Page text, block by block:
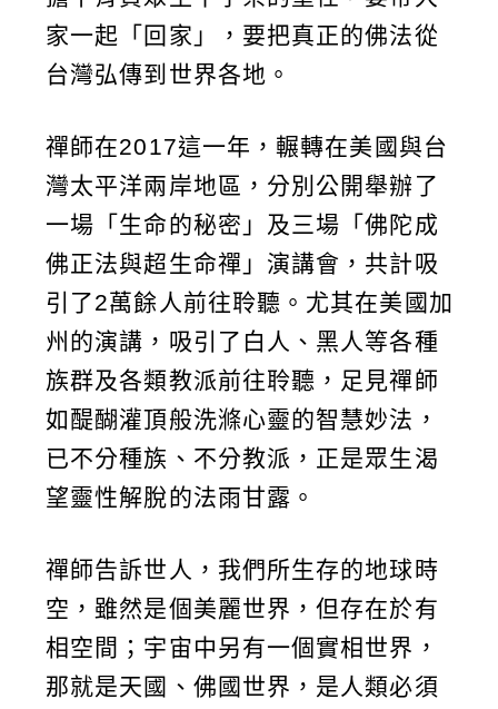
家一起「回家」，要把真正的佛法從
台灣弘傳到世界各地。
禪師在2017這一年，輾轉在美國與台
灣太平洋兩岸地區，分別公開舉辦了
一場「生命的秘密」及三場「佛陀成
佛正法與超生命禪」演講會，共計吸
引了2萬餘人前往聆聽。尤其在美國加
州的演講，吸引了白人、黑人等各種
族群及各類教派前往聆聽，足見禪師
如醍醐灌頂般洗滌心靈的智慧妙法，
已不分種族、不分教派，正是眾生渴
望靈性解脫的法雨甘露。
禪師告訴世人，我們所生存的地球時
空，雖然是個美麗世界，但存在於有
相空間；宇宙中另有一個實相世界，
那就是天國、佛國世界，是人類必須